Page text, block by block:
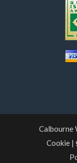
Calbourne
|
Cookie